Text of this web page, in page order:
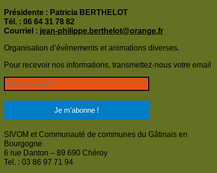
Présidente : Patricia BERTHELOT
Tél. : 06 64 31 78 82
Courriel : jean-philippe.berthelot@orange.fr
Organisation d’évènements et animations diverses.
Pour recevoir nos informations, transmettez-nous votre email
SIVOM et Communauté de communes du Gâtinais en
Bourgogne
6 rue Danton – 89 690 Chéroy
Tel. : 03 86 97 71 94